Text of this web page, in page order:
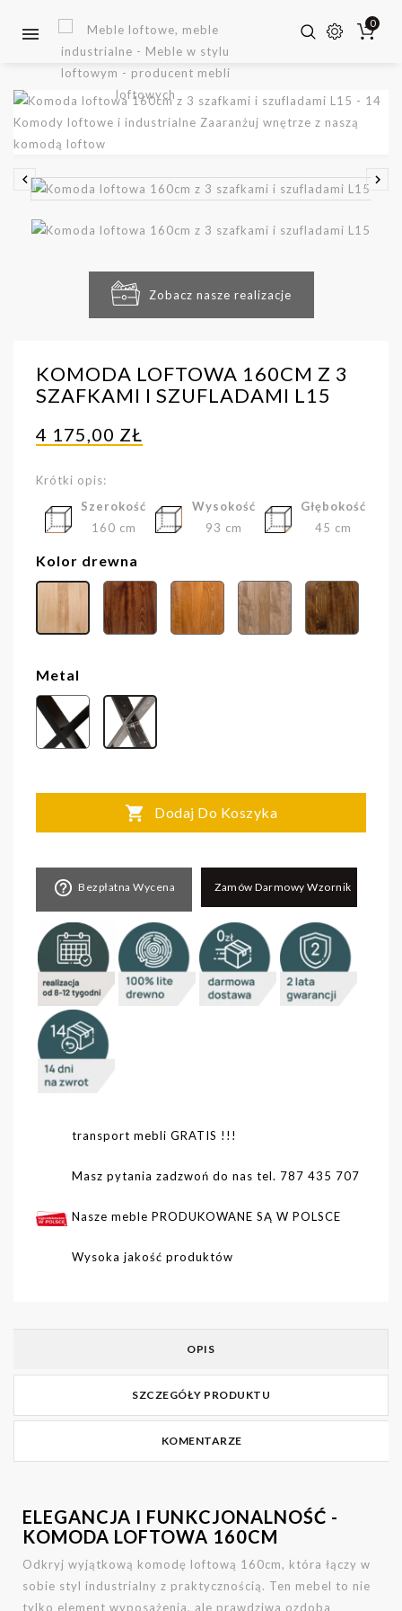
0
 
Zobacz nasze realizacje
KOMODA LOFTOWA 160CM Z 3
SZAFKAMI I SZUFLADAMI L15
4 175,00 ZŁ
Krótki opis:
Szerokość
160 cm
Wysokość
93 cm
Głębokość
45 cm
Kolor drewna
Metal
 Dodaj Do Koszyka
help_outline Bezpłatna Wycena Zamów Darmowy Wzornik
transport mebli GRATIS !!!
Masz pytania zadzwoń do nas tel. 787 435 707
Nasze meble PRODUKOWANE SĄ W POLSCE
Wysoka jakość produktów
OPIS
SZCZEGÓŁY PRODUKTU
KOMENTARZE
ELEGANCJA I FUNKCJONALNOŚĆ -
KOMODA LOFTOWA 160CM
Odkryj wyjątkową komodę loftową 160cm, która łączy w
sobie styl industrialny z praktycznością. Ten mebel to nie
tylko element wyposażenia, ale prawdziwa ozdoba